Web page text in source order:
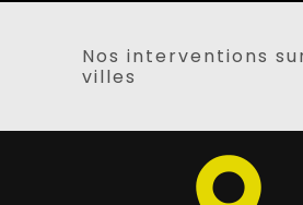
Nos interventions
villes